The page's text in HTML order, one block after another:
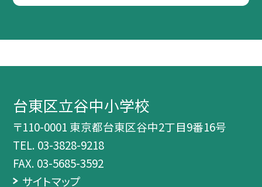
台東区立谷中小学校
〒110-0001 東京都台東区谷中2丁目9番16号
TEL. 03-3828-9218
FAX. 03-5685-3592
サイトマップ